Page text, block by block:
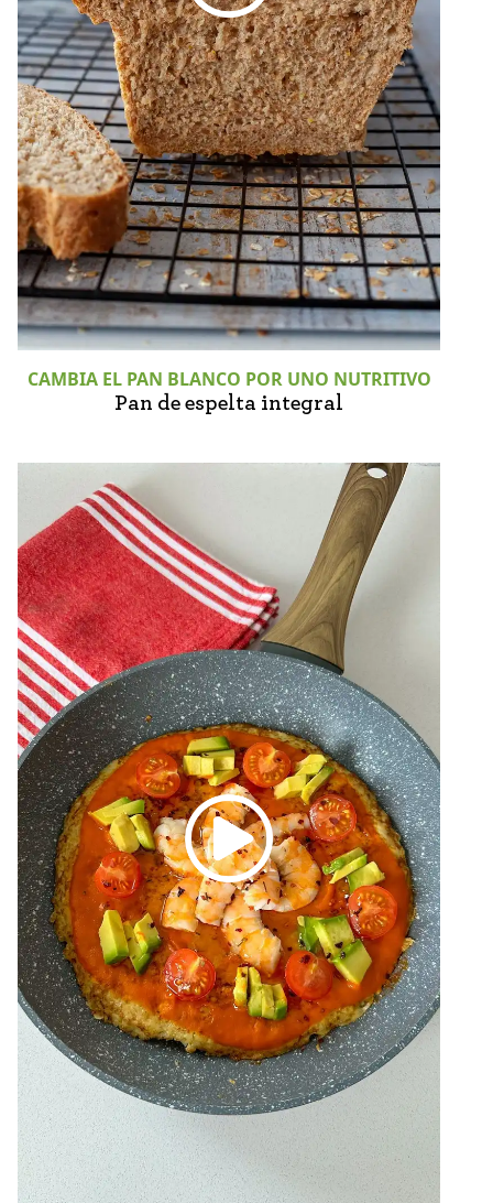
CAMBIA EL PAN BLANCO POR UNO NUTRITIVO
Pan de espelta integral